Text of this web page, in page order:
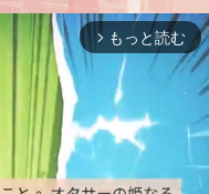
arrow_forward_ios もっと読む